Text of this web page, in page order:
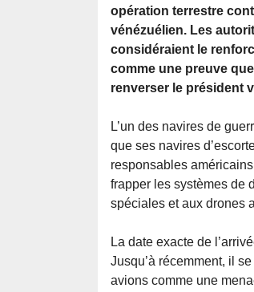
opération terrestre
vénézuélien. Les
considéraient le
comme une preuve
renverser le président
L’un des navires de
que ses navires
responsables
frapper les systèmes de
spéciales et aux drones
La date exacte de
Jusqu’à récemment, il
avions comme une